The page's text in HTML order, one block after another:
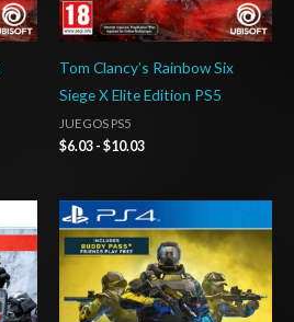
Tom Clancy’s Rainbow Six
Siege X Elite Edition PS5
JUEGOS PS5
$6.03 - $10.03
Rango
de
precios:
desde
$20.03
hasta
$29.03